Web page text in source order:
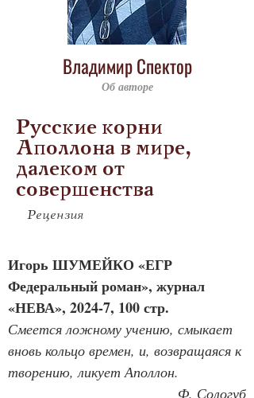
Владимир Спектор
Об авторе
Русские корни
Аполлона в мире,
далеком от
совершенства
Рецензия
Игорь ШУМЕЙКО «ЕГР
Федеральный роман», журнал
«НЕВА», 2024-7, 100 стр.
Смеется ложному учению, смыкает
вновь кольцо времен, и, возвращаяся к
творению, ликует Аполлон.
Ф. Сологуб